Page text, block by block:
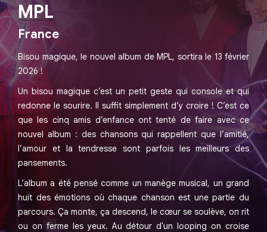
MPL
France
Bisou magique, le nouvel album de MPL, sortira le 13 février
2026 !
Un bisou magique c’est un petit geste qui console et qui
redonne le sourire. Il suffit simplement d’y croire ! C’est ce
que les cinq amis d’enfance ont tenté de faire avec ce
nouvel album : des chansons qui rappellent que l’amitié,
l’amour et la tendresse sont parfois les meilleurs des
pansements.
L’album a été pensé comme un manège musical, un grand
huit des émotions où chaque chanson est une partie du
parcours. Ça monte, ça descend, le cœur se soulève, on rit
ou on ferme les yeux. Au détour d'un looping on croise